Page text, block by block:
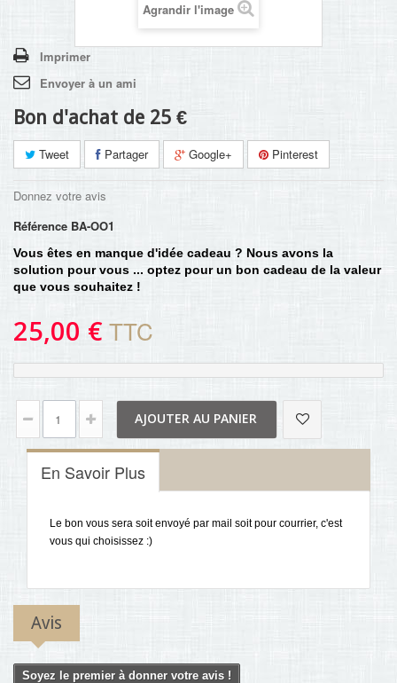
Agrandir l'image
Imprimer
Envoyer à un ami
Bon d'achat de 25 €
Tweet Partager Google+ Pinterest
Donnez votre avis
Référence BA-OO1
Vous êtes en manque d'idée cadeau ? Nous avons la
solution pour vous ... optez pour un bon cadeau de la valeur
que vous souhaitez !
25,00 € TTC
AJOUTER AU PANIER
En Savoir Plus
Le bon vous sera soit envoyé par mail soit pour courrier, c'est
vous qui choisissez :)
Avis
Soyez le premier à donner votre avis !